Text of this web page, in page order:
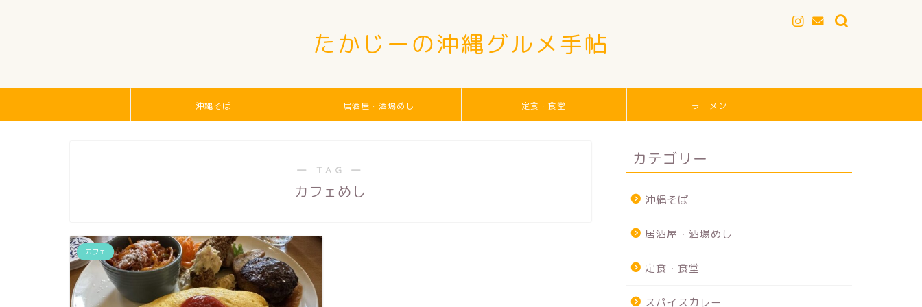
たかじーの沖縄グルメ手帖
沖縄そば 居酒屋・酒場めし 定食・食堂 ラーメン
― TAG ―
カフェめし
カフェ
カテゴリー
沖縄そば
居酒屋・酒場めし
定食・食堂
スパイスカレー